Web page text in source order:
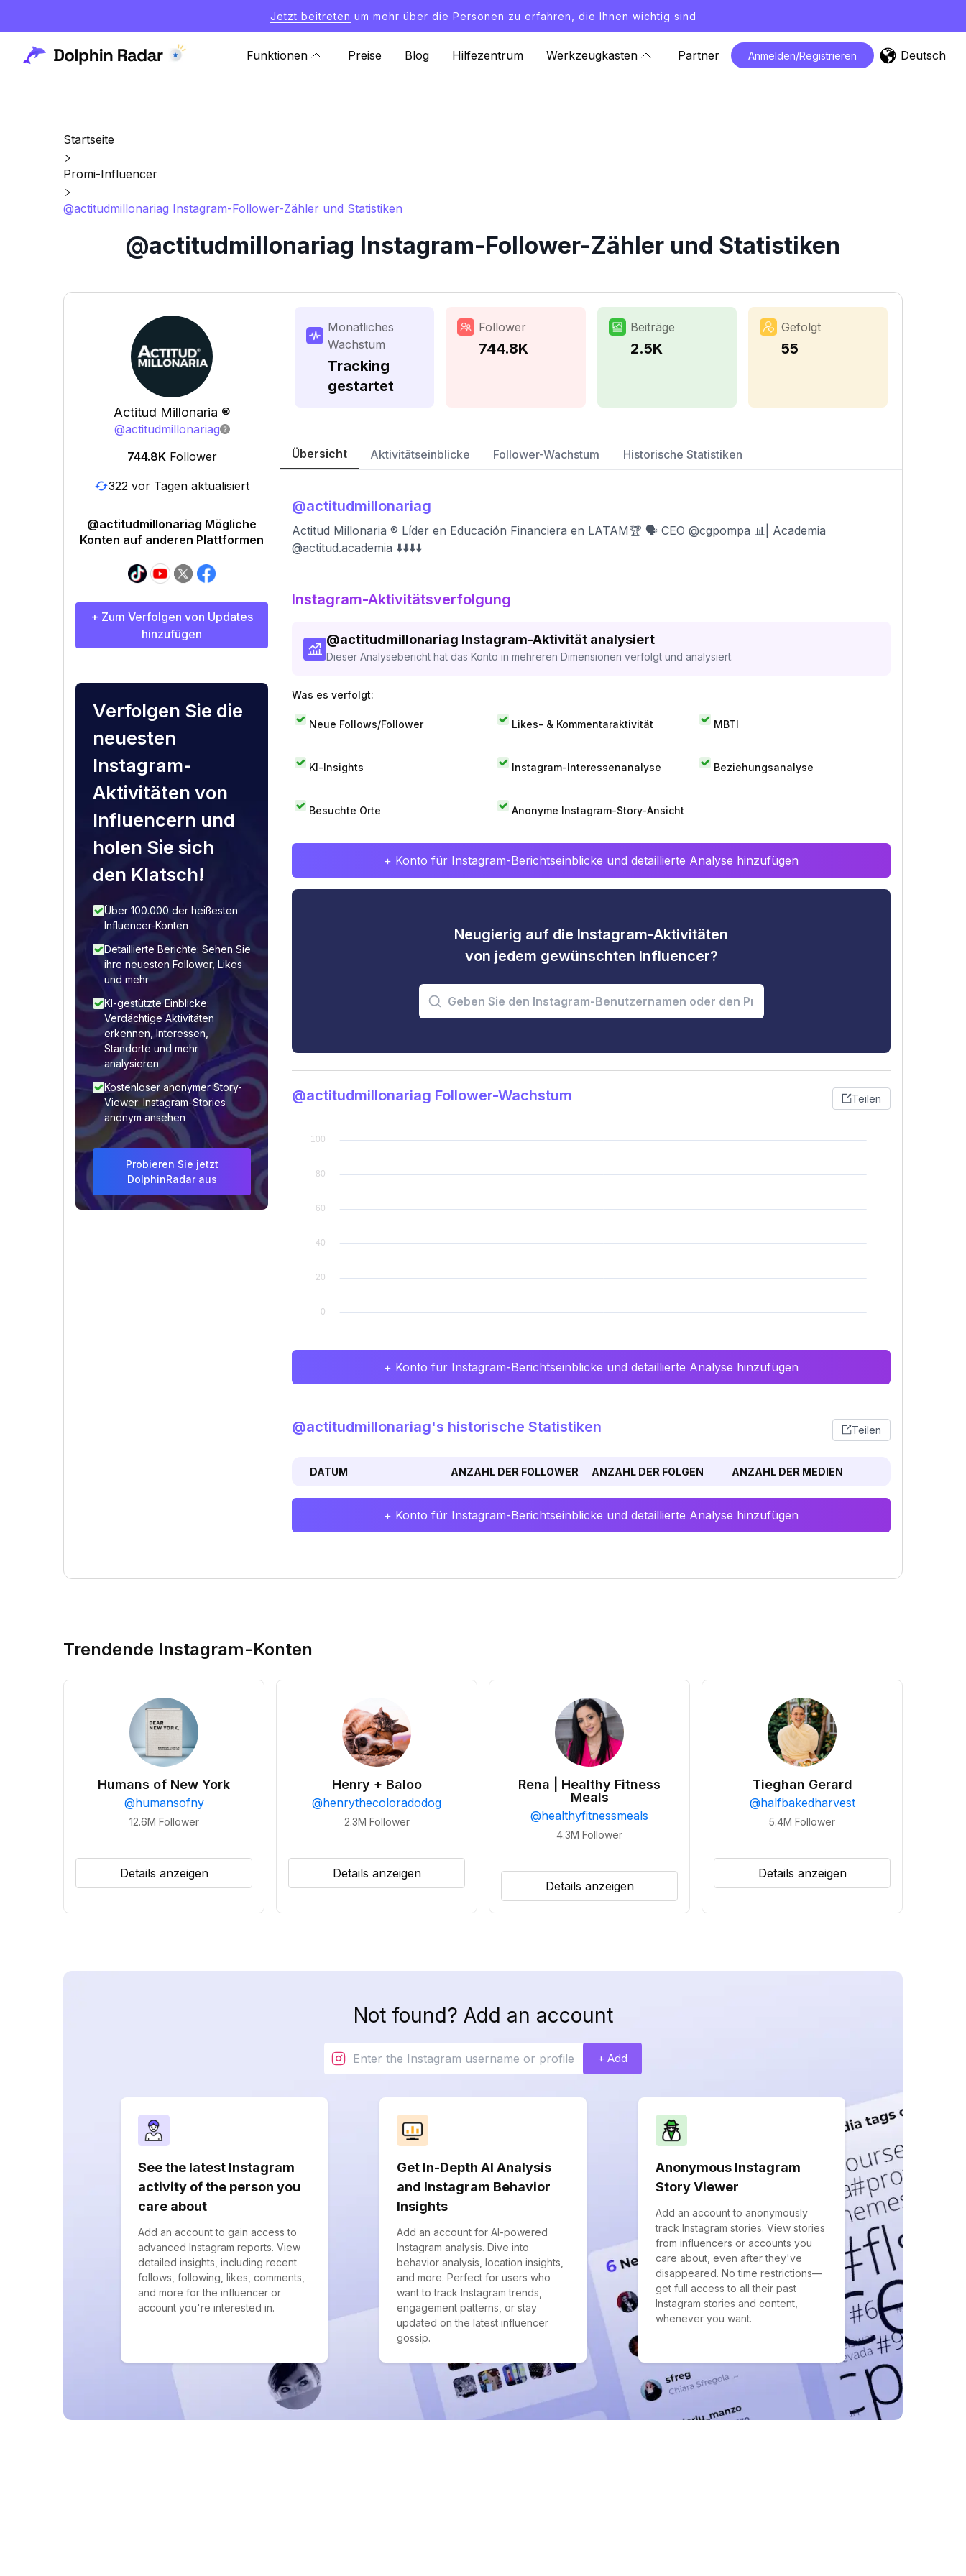
Jetzt beitreten um mehr über die Personen zu erfahren, die Ihnen wichtig sind
Funktionen Preise Blog Hilfezentrum Werkzeugkasten Partner Anmelden/Registrieren Deutsch
Startseite
Promi-Influencer
@actitudmillonariag Instagram-Follower-Zähler und Statistiken
@actitudmillonariag Instagram-Follower-Zähler und Statistiken
Actitud Millonaria ®
@actitudmillonariag
744.8K Follower
322 vor Tagen aktualisiert
@actitudmillonariag Mögliche
Konten auf anderen Plattformen
+ Zum Verfolgen von Updates
hinzufügen
Verfolgen Sie die
neuesten
Instagram-
Aktivitäten von
Influencern und
holen Sie sich
den Klatsch!
Über 100.000 der heißesten
Influencer-Konten
Detaillierte Berichte: Sehen Sie
ihre neuesten Follower, Likes
und mehr
KI-gestützte Einblicke:
Verdächtige Aktivitäten
erkennen, Interessen,
Standorte und mehr
analysieren
Kostenloser anonymer Story-
Viewer: Instagram-Stories
anonym ansehen
Probieren Sie jetzt
DolphinRadar aus
Monatliches
Wachstum
Tracking
gestartet
Follower
744.8K
Beiträge
2.5K
Gefolgt
55
Übersicht Aktivitätseinblicke Follower-Wachstum Historische Statistiken
@actitudmillonariag
Actitud Millonaria ® Líder en Educación Financiera en LATAM🏆 🗣 CEO @cgpompa 📊| Academia
@actitud.academia ⬇️⬇️⬇️⬇️
Instagram-Aktivitätsverfolgung
@actitudmillonariag Instagram-Aktivität analysiert
Dieser Analysebericht hat das Konto in mehreren Dimensionen verfolgt und analysiert.
Was es verfolgt:
Neue Follows/Follower Likes- & Kommentaraktivität MBTI
KI-Insights Instagram-Interessenanalyse Beziehungsanalyse
Besuchte Orte Anonyme Instagram-Story-Ansicht
+ Konto für Instagram-Berichtseinblicke und detaillierte Analyse hinzufügen
Neugierig auf die Instagram-Aktivitäten
von jedem gewünschten Influencer?
@actitudmillonariag Follower-Wachstum Teilen
+ Konto für Instagram-Berichtseinblicke und detaillierte Analyse hinzufügen
@actitudmillonariag's historische Statistiken Teilen
DATUM ANZAHL DER FOLLOWER ANZAHL DER FOLGEN ANZAHL DER MEDIEN
+ Konto für Instagram-Berichtseinblicke und detaillierte Analyse hinzufügen
Trendende Instagram-Konten
Humans of New York
@humansofny
12.6M Follower
Details anzeigen
Henry + Baloo
@henrythecoloradodog
2.3M Follower
Details anzeigen
Rena | Healthy Fitness
Meals
@healthyfitnessmeals
4.3M Follower
Details anzeigen
Tieghan Gerard
@halfbakedharvest
5.4M Follower
Details anzeigen
Not found? Add an account
+ Add
See the latest Instagram
activity of the person you
care about
Add an account to gain access to
advanced Instagram reports. View
detailed insights, including recent
follows, following, likes, comments,
and more for the influencer or
account you're interested in.
Get In-Depth AI Analysis
and Instagram Behavior
Insights
Add an account for AI-powered
Instagram analysis. Dive into
behavior analysis, location insights,
and more. Perfect for users who
want to track Instagram trends,
engagement patterns, or stay
updated on the latest influencer
gossip.
Anonymous Instagram
Story Viewer
Add an account to anonymously
track Instagram stories. View stories
from influencers or accounts you
care about, even after they've
disappeared. No time restrictions—
get full access to all their past
Instagram stories and content,
whenever you want.